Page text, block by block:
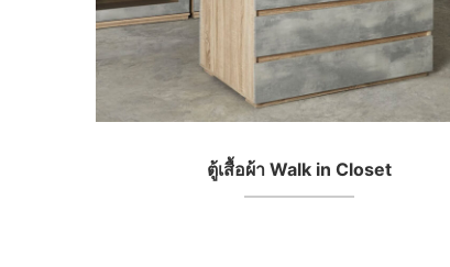
ตู้เสื้อผ้า Walk in Closet